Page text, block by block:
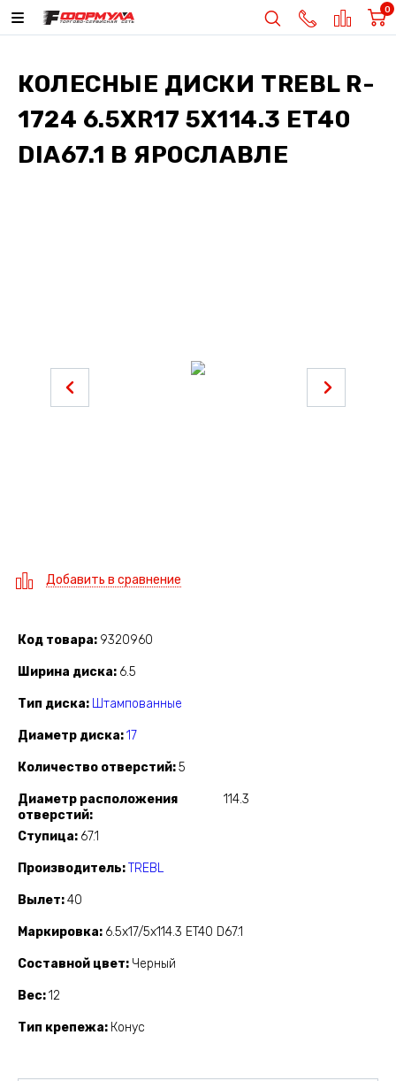
0
КОЛЕСНЫЕ ДИСКИ TREBL R-
1724 6.5XR17 5X114.3 ET40
DIA67.1 В ЯРОСЛАВЛЕ
Добавить в сравнение
Код товара 9320960
Ширина диска 6.5
Тип диска Штампованные
Диаметр диска 17
Количество отверстий 5
Диаметр расположения
отверстий
114.3
Ступица 67.1
Производитель TREBL
Вылет 40
Маркировка 6.5x17/5x114.3 ET40 D67.1
Составной цвет Черный
Вес 12
Тип крепежа Конус